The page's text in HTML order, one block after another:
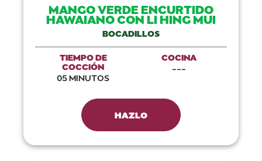
MANGO VERDE ENCURTIDO
HAWAIANO CON LI HING MUI
BOCADILLOS
TIEMPO DE
COCCIÓN
05 MINUTOS
COCINA
---
HAZLO